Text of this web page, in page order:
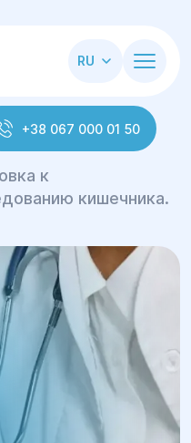
RU
+38 067 000 01 50
к
кишечника.